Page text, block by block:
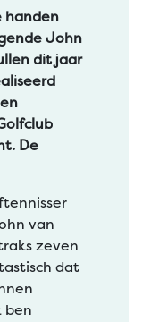
handen
John
dit jaar
De
van
zeven
dat
ben